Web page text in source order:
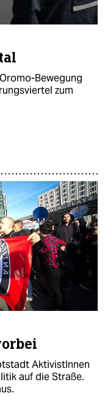
Bewegung
zum
AktivistInnen
auf die Straße.